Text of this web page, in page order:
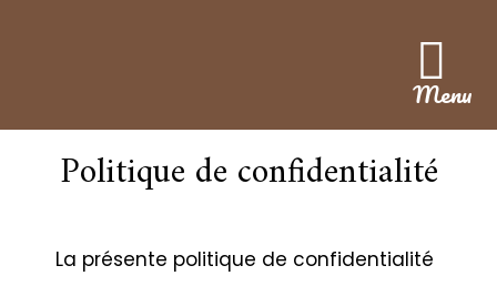
Menu
Politique de confidentialité
La présente politique de confidentialité